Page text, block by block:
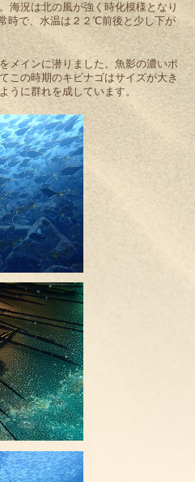
海況は北の風が強く時化模様となり
時で、水温は２２℃前後と少し下が
メインに潜りました。魚影の濃いポ
この時期のキビナゴはサイズが大き
うに群れを成しています。